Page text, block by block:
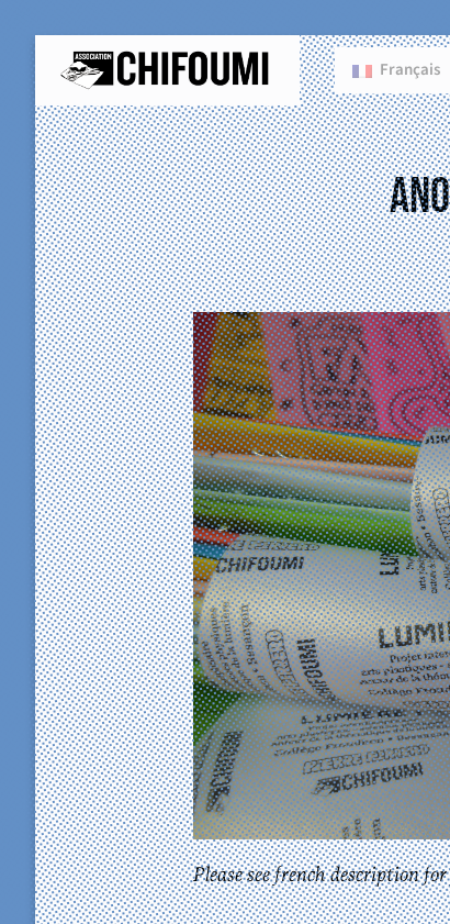
Français
Please see french description